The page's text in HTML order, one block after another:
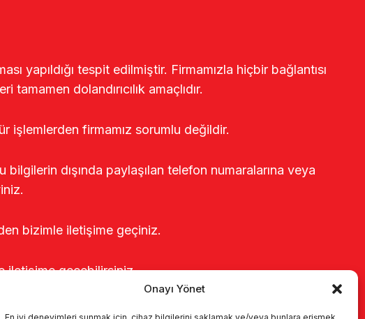
Onayı Yönet
yapıldığı tespit edilmiştir. Firmamızla hiçbir bağlantısı
dolandırıcılık amaçlıdır.
işlemlerden firmamız sorumlu değildir.
dışında paylaşılan telefon numaralarına veya
bizimle iletişime geçiniz.
iletişime geçebilirsiniz.